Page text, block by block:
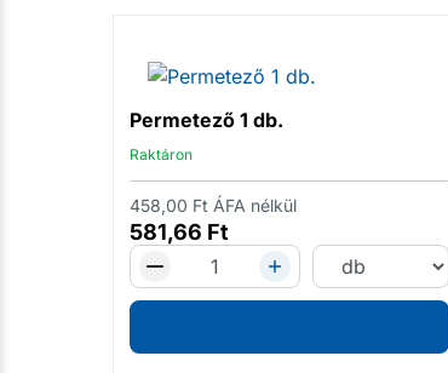
Permetező 1 db.
Raktáron
581,66 Ft
458,00 Ft ÁFA nélkül